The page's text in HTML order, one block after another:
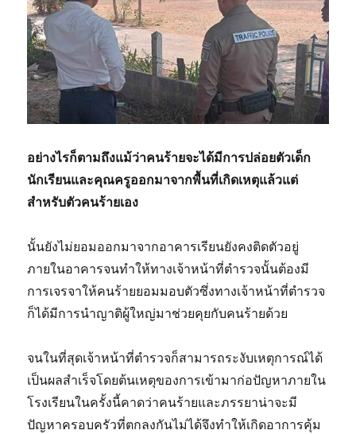
อย่างไรก็ตามถึงแม้ว่าคนร้ายจะได้มีการปล่อยตัวเด็ก
นักเรียนและคุณครูออกมาจากพื้นที่เกิดเหตุแล้วแต่
สำหรับตัวคนร้ายเอง
นั้นยังไม่ยอมออกมาจากอาคารเรียนยังคงติดตัวอยู่
ภายในอาคารจนทำให้ทางเจ้าหน้าที่ตำรวจนั้นต้องมี
การเจรจาให้คนร้ายยอมมอบตัวซึ่งทางเจ้าหน้าที่ตำรวจ
ก็ได้มีการนำญาติผู้ใหญ่มาช่วยคุยกับคนร้ายด้วย
จนในที่สุดเจ้าหน้าที่ตำรวจก็สามารถระงับเหตุการณ์ได้
เป็นผลสำเร็จโดยต้นเหตุของการเข้ามาก่อปัญหาภายใน
โรงเรียนในครั้งนี้คาดว่าคนร้ายและภรรยาน่าจะมี
ปัญหาครอบครัวที่ตกลงกันไม่ได้จึงทำให้เกิดอาการคุ้ม